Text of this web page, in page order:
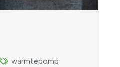
warmtepomp